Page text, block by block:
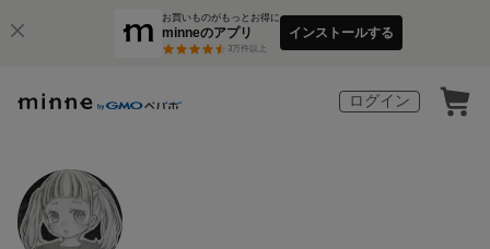
お買いものがもっとお得に
minneのアプリ
3万件以上
インストールする
ログイン